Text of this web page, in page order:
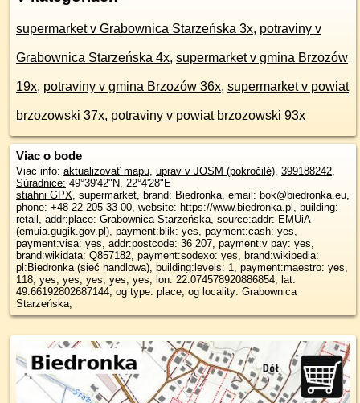
supermarket v Grabownica Starzeńska 3x, potraviny v
Grabownica Starzeńska 4x, supermarket v gmina Brzozów
19x, potraviny v gmina Brzozów 36x, supermarket v powiat
brzozowski 37x, potraviny v powiat brzozowski 93x
Viac o bode
Viac info: aktualizovať mapu, uprav v JOSM (pokročilé), 399188242,
Súradnice: 49°39'42"N, 22°4'28"E
stiahni GPX, supermarket, brand: Biedronka, email: bok@biedronka.eu,
phone: +48 22 205 33 00, website: https://www.biedronka.pl, building:
retail, addr:place: Grabownica Starzeńska, source:addr: EMUiA
(emuia.gugik.gov.pl), payment:blik: yes, payment:cash: yes,
payment:visa: yes, addr:postcode: 36 207, payment:v pay: yes,
brand:wikidata: Q857182, payment:sodexo: yes, brand:wikipedia:
pl:Biedronka (sieć handlowa), building:levels: 1, payment:maestro: yes,
118, yes, yes, yes, yes, yes, lon: 22.074578920886854, lat:
49.66192802687144, og type: place, og locality: Grabownica
Starzeńska,